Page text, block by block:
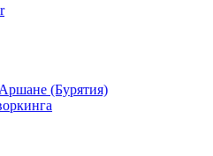
(Бурятия)